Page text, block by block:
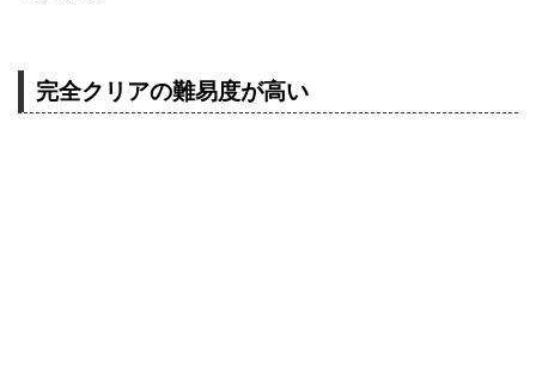
完全クリアの難易度が高い